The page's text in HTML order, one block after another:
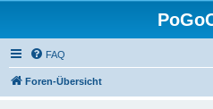
FAQ
Foren-Übersicht